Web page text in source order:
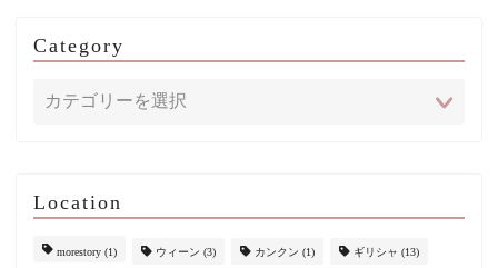
Category
Location
morestory (1) ウィーン (3) カンクン (1) ギリシャ (13)